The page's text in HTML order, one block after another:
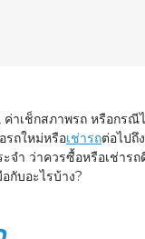
าเช็กสภาพรถ หรือกร
รถใหม่หรือเช่ารถต่อไปถึ
จำ ว่าควรซื้อหรือเช่ารถ
กับอะไรบ้าง?